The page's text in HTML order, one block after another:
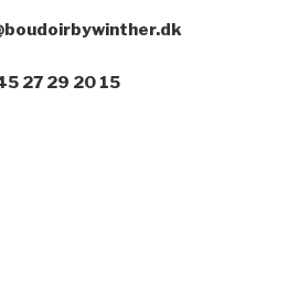
27 29 20 15